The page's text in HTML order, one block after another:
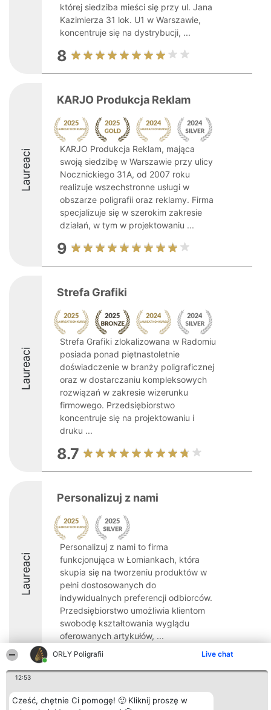
ORŁY Poligrafii Live chat
12:53
Cześć, chętnie Ci pomogę! 🙂 Kliknij proszę w
której siedziba mieści się przy ul. Jana
Kazimierza 31 lok. U1 w Warszawie,
koncentruje się na dystrybucji, ...
8
Laureaci
KARJO Produkcja Reklam
KARJO Produkcja Reklam, mająca
swoją siedzibę w Warszawie przy ulicy
Nocznickiego 31A, od 2007 roku
realizuje wszechstronne usługi w
obszarze poligrafii oraz reklamy. Firma
specjalizuje się w szerokim zakresie
działań, w tym w projektowaniu ...
9
Laureaci
Strefa Grafiki
Strefa Grafiki zlokalizowana w Radomiu
posiada ponad piętnastoletnie
doświadczenie w branży poligraficznej
oraz w dostarczaniu kompleksowych
rozwiązań w zakresie wizerunku
firmowego. Przedsiębiorstwo
koncentruje się na projektowaniu i
druku ...
8.7
Laureaci
Personalizuj z nami
Personalizuj z nami to firma
funkcjonująca w Łomiankach, która
skupia się na tworzeniu produktów w
pełni dostosowanych do
indywidualnych preferencji odbiorców.
Przedsiębiorstwo umożliwia klientom
swobodę kształtowania wyglądu
oferowanych artykułów, ...
8.8
Organizator plebiscytu Plebiscyt Kontakt